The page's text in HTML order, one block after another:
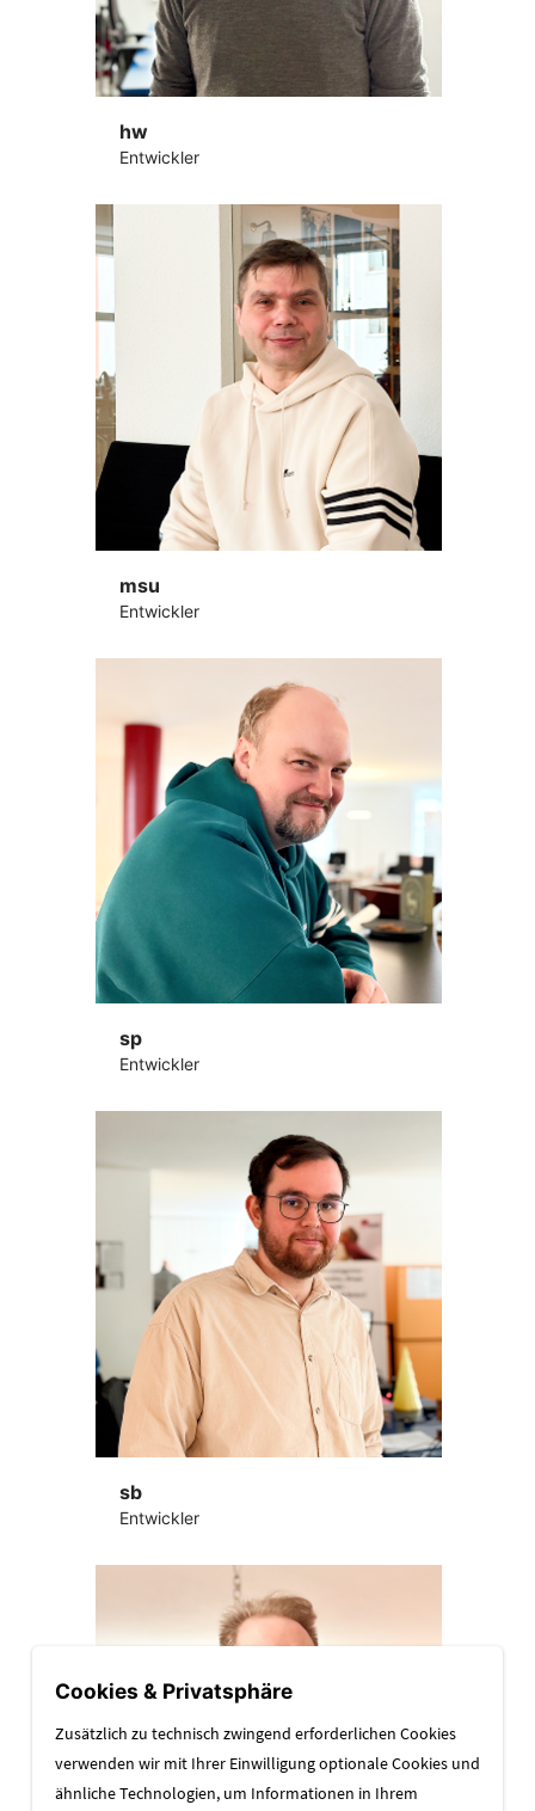
hw
Entwickler
msu
Entwickler
sp
Entwickler
sb
Entwickler
Cookies & Privatsphäre
Zusätzlich zu technisch zwingend erforderlichen Cookies
verwenden wir mit Ihrer Einwilligung optionale Cookies und
ähnliche Technologien, um Informationen in Ihrem